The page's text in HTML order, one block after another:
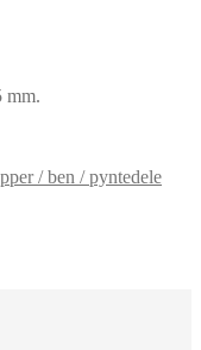
mm.
/ ben / pyntedele